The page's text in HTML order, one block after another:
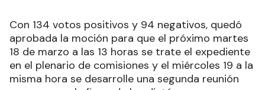
Con 134 votos positivos y 94 negativos, quedó
aprobada la moción para que el próximo martes
18 de marzo a las 13 horas se trate el expediente
en el plenario de comisiones y el miércoles 19 a la
misma hora se desarrolle una segunda reunión